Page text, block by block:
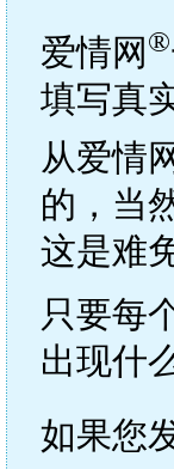
爱情网 ®
填写真
从爱情
的，当
这是难
只要每
出现什
如果您